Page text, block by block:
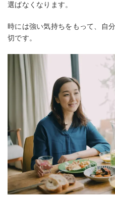
選ばなくなります。
時には強い気持ちをもって、自
切です。